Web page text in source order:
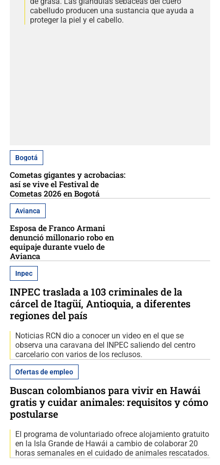
cabelludo producen una sustancia que ayuda a
proteger la piel y el cabello.
Bogotá
Cometas gigantes y acrobacias:
así se vive el Festival de
Cometas 2026 en Bogotá
Avianca
Esposa de Franco Armani
denunció millonario robo en
equipaje durante vuelo de
Avianca
Inpec
INPEC traslada a 103 criminales de la
cárcel de Itagüí, Antioquia, a diferentes
regiones del país
Noticias RCN dio a conocer un video en el que se
observa una caravana del INPEC saliendo del centro
carcelario con varios de los reclusos.
Ofertas de empleo
Buscan colombianos para vivir en Hawái
gratis y cuidar animales: requisitos y cómo
postularse
El programa de voluntariado ofrece alojamiento gratuito
en la Isla Grande de Hawái a cambio de colaborar 20
horas semanales en el cuidado de animales rescatados.